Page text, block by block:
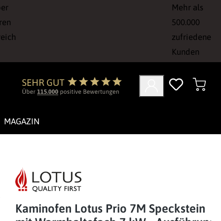
Mehr als
500.000
zufriedene
Kunden
MAGAZIN
Kaminofen Lotus Prio 7M Speckstein